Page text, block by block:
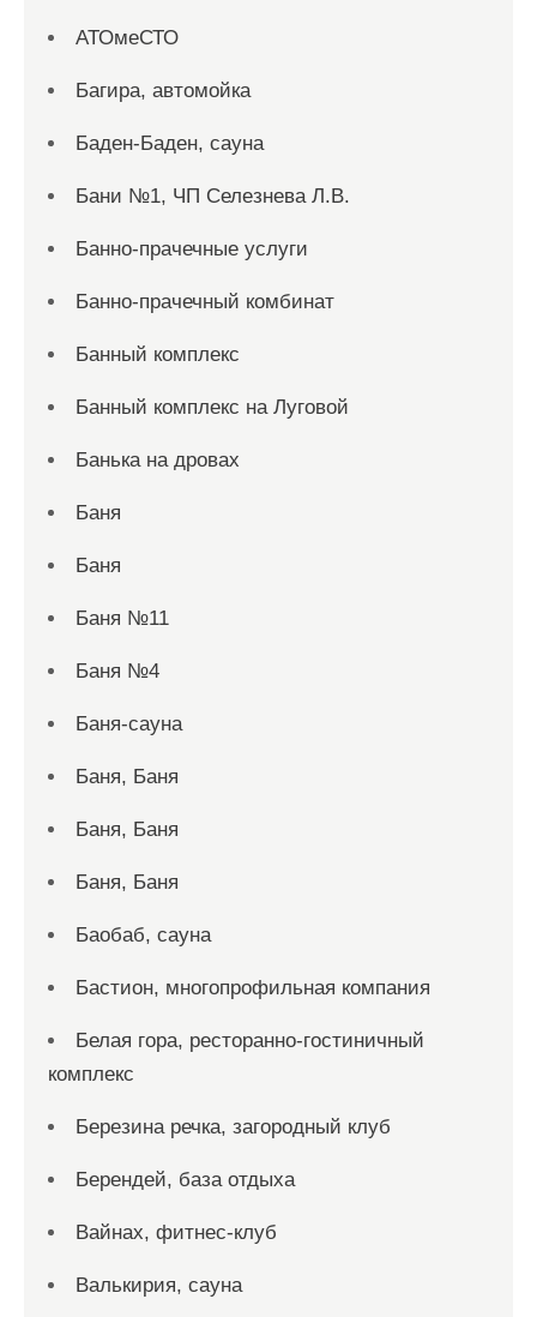
АТОмеСТО
Багира, автомойка
Баден-Баден, сауна
Бани №1, ЧП Селезнева Л.В.
Банно-прачечные услуги
Банно-прачечный комбинат
Банный комплекс
Банный комплекс на Луговой
Банька на дровах
Баня
Баня
Баня №11
Баня №4
Баня-сауна
Баня, Баня
Баня, Баня
Баня, Баня
Баобаб, сауна
Бастион, многопрофильная компания
Белая гора, ресторанно-гостиничный
комплекс
Березина речка, загородный клуб
Берендей, база отдыха
Вайнах, фитнес-клуб
Валькирия, сауна